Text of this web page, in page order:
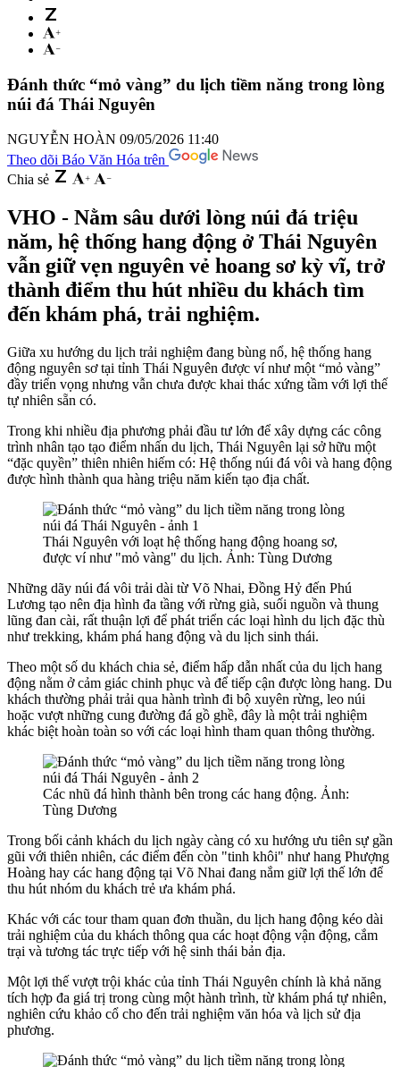
Đánh thức “mỏ vàng” du lịch tiềm năng trong lòng
núi đá Thái Nguyên
NGUYỄN HOÀN 09/05/2026 11:40
Theo dõi Báo Văn Hóa trên
Chia sẻ
VHO - Nằm sâu dưới lòng núi đá triệu
năm, hệ thống hang động ở Thái Nguyên
vẫn giữ vẹn nguyên vẻ hoang sơ kỳ vĩ, trở
thành điểm thu hút nhiều du khách tìm
đến khám phá, trải nghiệm.
Giữa xu hướng du lịch trải nghiệm đang bùng nổ, hệ thống hang
động nguyên sơ tại tỉnh Thái Nguyên được ví như một “mỏ vàng”
đầy triển vọng nhưng vẫn chưa được khai thác xứng tầm với lợi thế
tự nhiên sẵn có.
Trong khi nhiều địa phương phải đầu tư lớn để xây dựng các công
trình nhân tạo tạo điểm nhấn du lịch, Thái Nguyên lại sở hữu một
“đặc quyền” thiên nhiên hiếm có: Hệ thống núi đá vôi và hang động
được hình thành qua hàng triệu năm kiến tạo địa chất.
Thái Nguyên với loạt hệ thống hang động hoang sơ,
được ví như "mỏ vàng" du lịch. Ảnh: Tùng Dương
Những dãy núi đá vôi trải dài từ Võ Nhai, Đồng Hỷ đến Phú
Lương tạo nên địa hình đa tầng với rừng già, suối nguồn và thung
lũng đan cài, rất thuận lợi để phát triển các loại hình du lịch đặc thù
như trekking, khám phá hang động và du lịch sinh thái.
Theo một số du khách chia sẻ, điểm hấp dẫn nhất của du lịch hang
động nằm ở cảm giác chinh phục và để tiếp cận được lòng hang. Du
khách thường phải trải qua hành trình đi bộ xuyên rừng, leo núi
hoặc vượt những cung đường đá gồ ghề, đây là một trải nghiệm
khác biệt hoàn toàn so với các loại hình tham quan thông thường.
Các nhũ đá hình thành bên trong các hang động. Ảnh:
Tùng Dương
Trong bối cảnh khách du lịch ngày càng có xu hướng ưu tiên sự gần
gũi với thiên nhiên, các điểm đến còn "tinh khôi" như hang Phượng
Hoàng hay các hang động tại Võ Nhai đang nắm giữ lợi thế lớn để
thu hút nhóm du khách trẻ ưa khám phá.
Khác với các tour tham quan đơn thuần, du lịch hang động kéo dài
trải nghiệm của du khách thông qua các hoạt động vận động, cắm
trại và tương tác trực tiếp với hệ sinh thái bản địa.
Một lợi thế vượt trội khác của tỉnh Thái Nguyên chính là khả năng
tích hợp đa giá trị trong cùng một hành trình, từ khám phá tự nhiên,
nghiên cứu khảo cổ cho đến trải nghiệm văn hóa và lịch sử địa
phương.